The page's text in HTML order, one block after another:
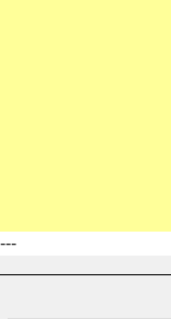
---